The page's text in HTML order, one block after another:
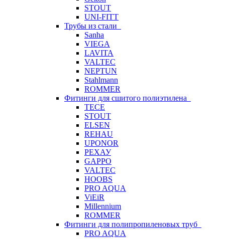
STOUT
UNI-FITT
Трубы из стали
Sanha
VIEGA
LAVITA
VALTEC
NEPTUN
Stahlmann
ROMMER
Фитинги для сшитого полиэтилена
TECE
STOUT
ELSEN
REHAU
UPONOR
РЕХАУ
GAPPO
VALTEC
HOOBS
PRO AQUA
ViEiR
Millennium
ROMMER
Фитинги для полипропиленовых труб
PRO AQUA